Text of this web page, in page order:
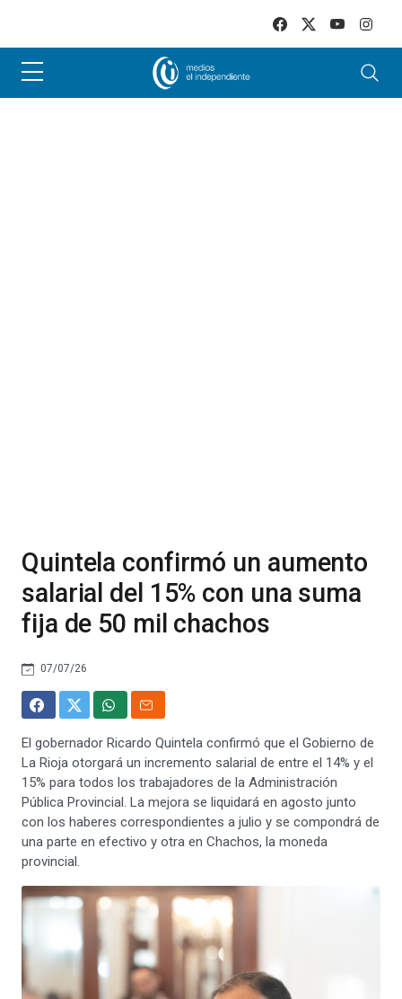
Quintela confirmó un aumento
salarial del 15% con una suma
fija de 50 mil chachos
07/07/26
El gobernador Ricardo Quintela confirmó que el Gobierno de
La Rioja otorgará un incremento salarial de entre el 14% y el
15% para todos los trabajadores de la Administración
Pública Provincial. La mejora se liquidará en agosto junto
con los haberes correspondientes a julio y se compondrá de
una parte en efectivo y otra en Chachos, la moneda
provincial.